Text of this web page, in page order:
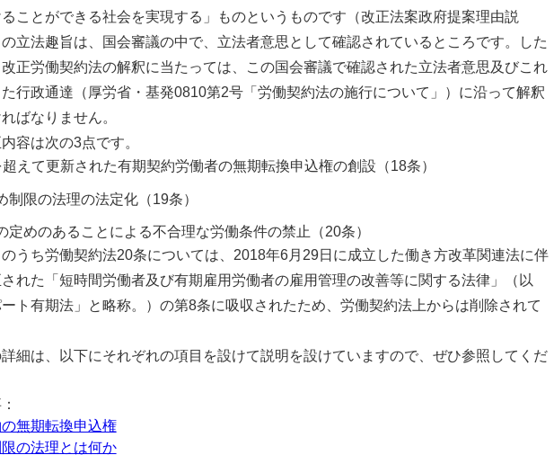
ことができる社会を実現する」ものというものです（改正法案政府提案理由説
立法趣旨は、国会審議の中で、立法者意思として確認されているところです。した
正労働契約法の解釈に当たっては、この国会審議で確認された立法者意思及びこれ
行政通達（厚労省・基発0810第2号「労働契約法の施行について」）に沿って解釈
ばなりません。
容は次の3点です。
えて更新された有期契約労働者の無期転換申込権の創設（18条）
制限の法理の法定化（19条）
定めのあることによる不合理な労働条件の禁止（20条）
うち労働契約法20条については、2018年6月29日に成立した働き方改革関連法に伴
れた「短時間労働者及び有期雇用労働者の雇用管理の改善等に関する法律」（以
ト有期法」と略称。）の第8条に吸収されたため、労働契約法上からは削除されて
細は、以下にそれぞれの項目を設けて説明を設けていますので、ぜひ参照してくだ
無期転換申込権
の法理とは何か